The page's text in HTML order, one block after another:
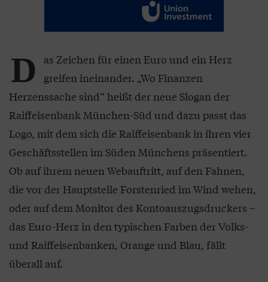
D as Zeichen für einen Euro und ein Herz
greifen ineinander. „Wo Finanzen
Herzenssache sind“ heißt der neue Slogan der
Raiffeisenbank München-Süd und dazu passt das
Logo, mit dem sich die Raiffeisenbank in ihren vier
Geschäftsstellen im Süden Münchens präsentiert.
Ob auf ihrem neuen Webauftritt, auf den Fahnen,
die vor der Hauptstelle Forstenried im Wind wehen,
oder auf dem Monitor des Kontoauszugsdruckers –
das Euro-Herz in den typischen Farben der Volks-
und Raiffeisenbanken, Orange und Blau, fällt
überall auf.